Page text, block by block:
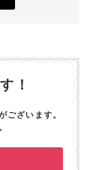
！
ございます。